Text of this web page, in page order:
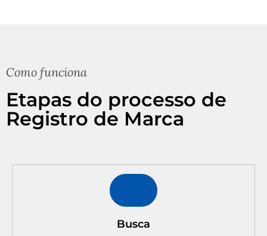
Como funciona
Etapas do processo de
Registro de Marca
Busca